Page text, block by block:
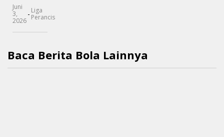
Juni
3,
2026
- Liga
Perancis
Baca Berita Bola Lainnya